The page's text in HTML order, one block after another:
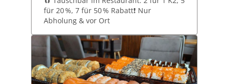
für 20 %, 7 für 50 % Rabatt❗ Nur
Abholung & vor Ort